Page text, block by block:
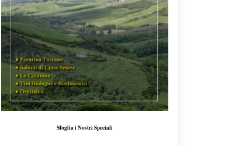
Sfoglia i Nostri Speciali